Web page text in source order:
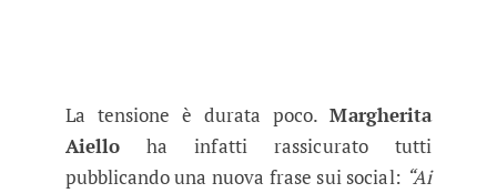
La tensione è durata poco.Margherita
Aiello ha infatti rassicurato tutti
pubblicando una nuova frase sui social: “Ai